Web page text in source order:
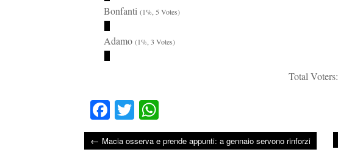
Bonfanti (1%, 5 Votes)
Adamo (1%, 3 Votes)
Total Voters:
Fa
ce
bo
T
wi
tte
ha
ts
← Macia osserva e prende appunti: a gennaio servono rinforzi